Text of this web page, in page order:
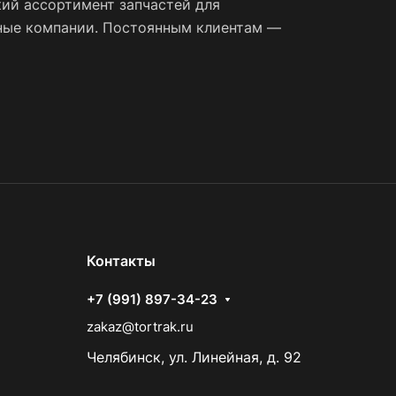
ассортимент запчастей для
компании. Постоянным клиентам —
Контакты
+7 (991) 897-34-23
zakaz@tortrak.ru
Челябинск, ул. Линейная, д. 92